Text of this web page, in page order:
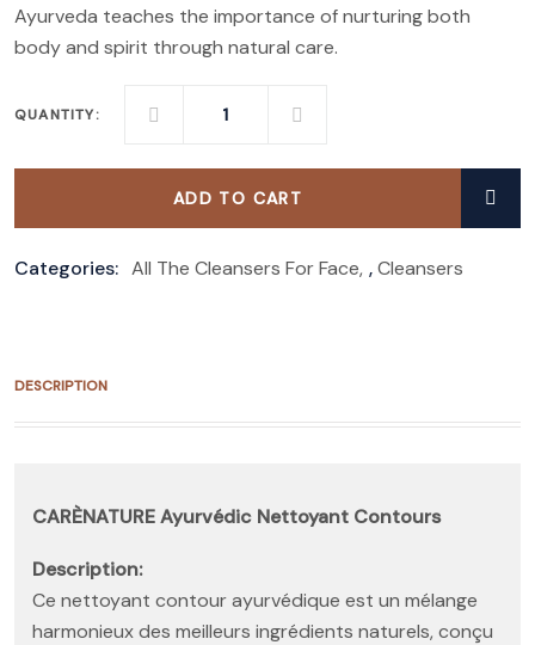
Ayurveda teaches the importance of nurturing both
body and spirit through natural care.
QUANTITY:
ADD TO CART
Categories: All The Cleansers For Face ,Cleansers
DESCRIPTION
CARÈNATURE Ayurvédic Nettoyant Contours
Description:
Ce nettoyant contour ayurvédique est un mélange
harmonieux des meilleurs ingrédients naturels, conçu